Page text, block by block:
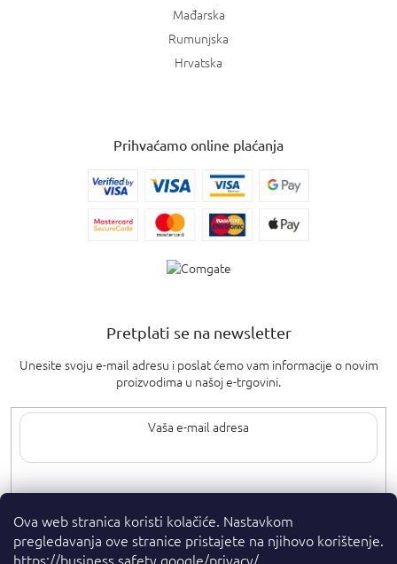
Ova web stranica koristi kolačiće. Nastavkom
pregledavanja ove stranice pristajete na njihovo korištenje.
https://business.safety.google/privacy/
Mađarska
Rumunjska
Hrvatska
Prihvaćamo online plaćanja
Pretplati se na newsletter
Unesite svoju e-mail adresu i poslat ćemo vam informacije o novim
proizvodima u našoj e-trgovini.
Upisom svoje e-pošte pristajete nauvjete privatnosti.